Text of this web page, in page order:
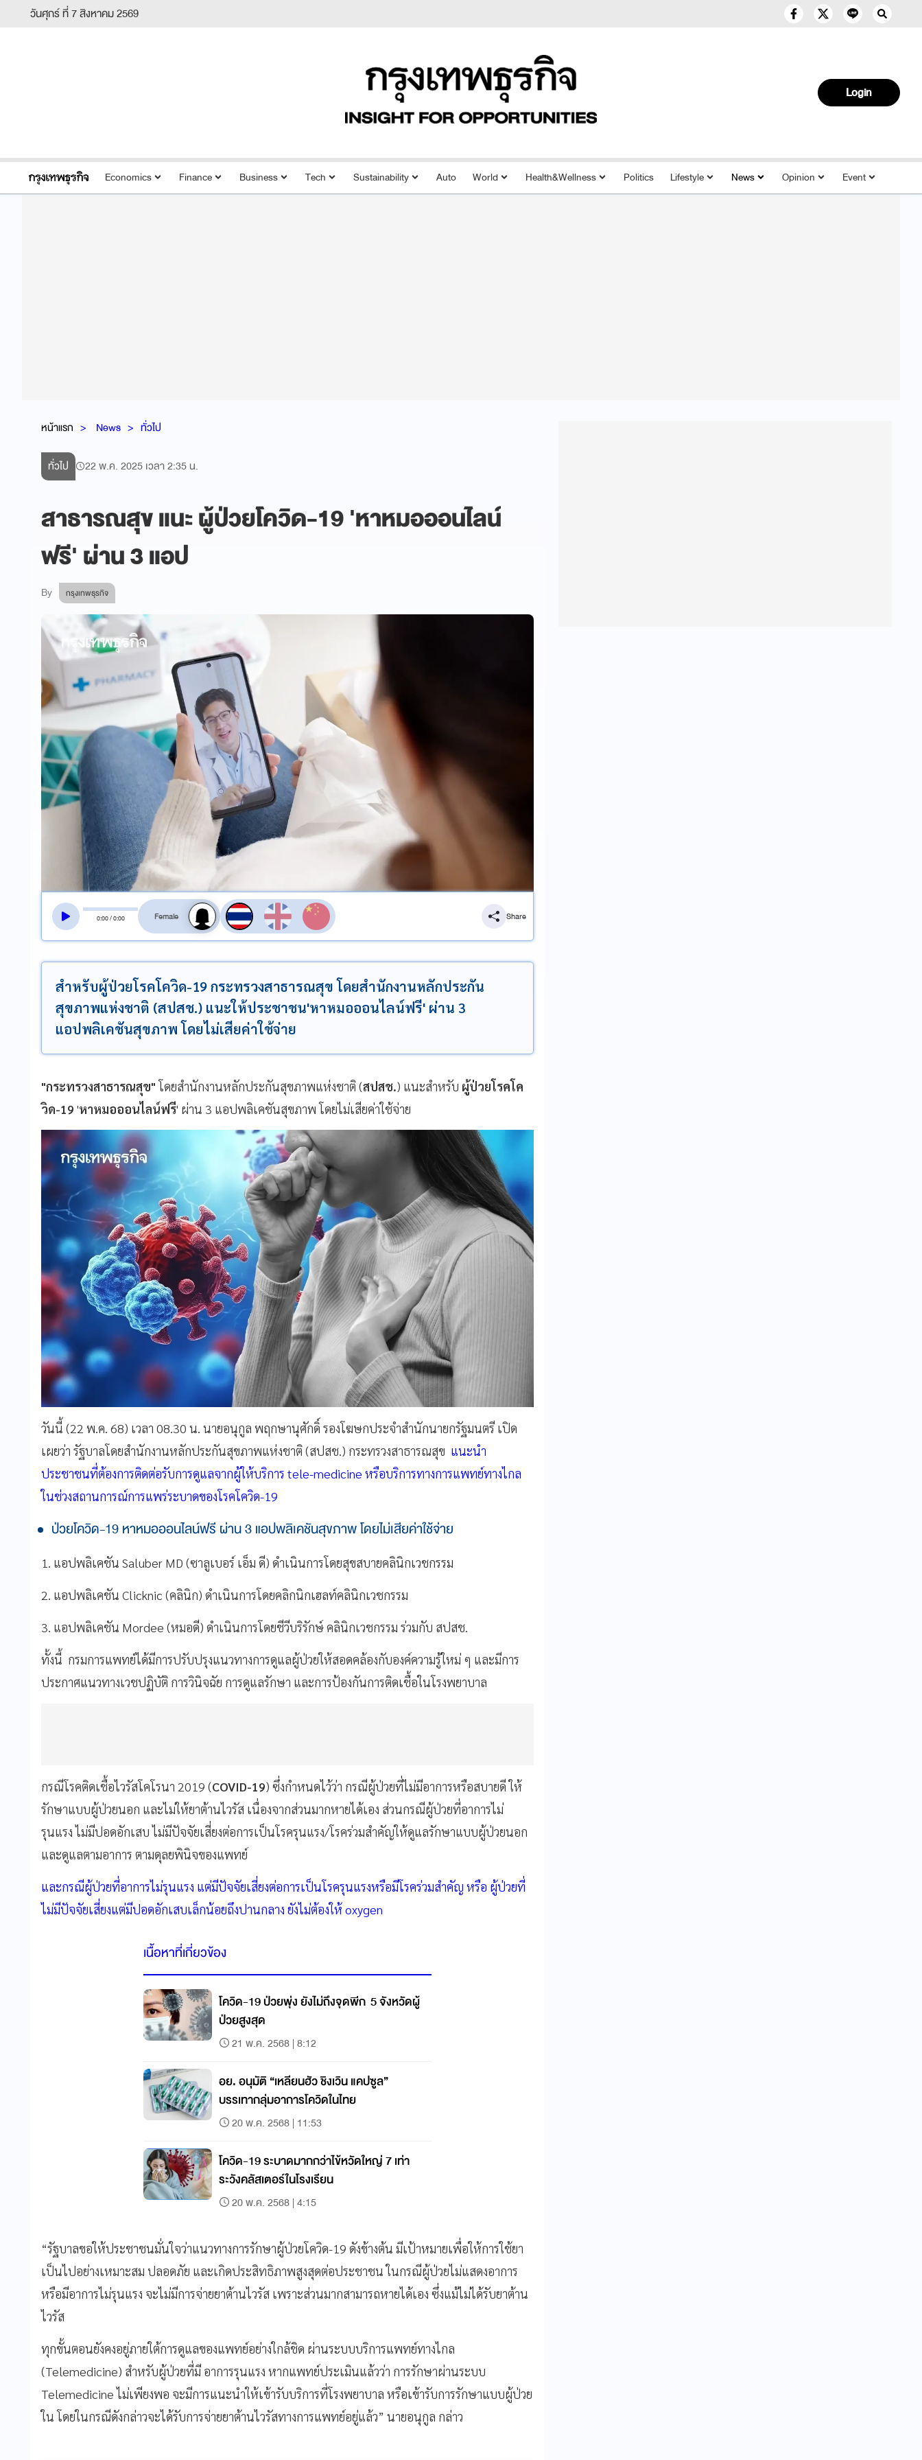
วันศุกร์ ที่ 7 สิงหาคม 2569
Login
Economics Finance Business Tech Sustainability Auto World Health&Wellness Politics Lifestyle News Opinion Event
หน้าแรก News ทั่วไป
ทั่วไป 22 พ.ค. 2025 เวลา 2:35 น.
สาธารณสุข แนะ ผู้ป่วยโควิด-19 'หาหมอออนไลน์
ฟรี' ผ่าน 3 แอป
By กรุงเทพธุรกิจ
0:00/0:00
สลับเสียงอ่าน
Share
สำหรับผู้ป่วยโรคโควิด-19 กระทรวงสาธารณสุข โดยสำนักงานหลักประกัน
สุขภาพแห่งชาติ (สปสช.) แนะให้ประชาชน'หาหมอออนไลน์ฟรี' ผ่าน 3
แอปพลิเคชันสุขภาพ โดยไม่เสียค่าใช้จ่าย
"กระทรวงสาธารณสุข"โดยสำนักงานหลักประกันสุขภาพแห่งชาติ (สปสช.) แนะสำหรับ ผู้ป่วยโรคโค
วิด-19 'หาหมอออนไลน์ฟรี' ผ่าน 3 แอปพลิเคชันสุขภาพ โดยไม่เสียค่าใช้จ่าย
วันนี้ (22 พ.ค. 68) เวลา 08.30 น. นายอนุกูล พฤกษานุศักดิ์ รองโฆษกประจำสำนักนายกรัฐมนตรี เปิด
เผยว่า รัฐบาลโดยสำนักงานหลักประกันสุขภาพแห่งชาติ (สปสช.) กระทรวงสาธารณสุข แนะนำ
ประชาชนที่ต้องการติดต่อรับการดูแลจากผู้ให้บริการ tele-medicine หรือบริการทางการแพทย์ทางไกล
ในช่วงสถานการณ์การแพร่ระบาดของโรคโควิด-19
ป่วยโควิด-19 หาหมอออนไลน์ฟรี ผ่าน 3 แอปพลิเคชันสุขภาพ โดยไม่เสียค่าใช้จ่าย
1. แอปพลิเคชัน Saluber MD (ซาลูเบอร์ เอ็ม ดี) ดำเนินการโดยสุขสบายคลินิกเวชกรรม
2. แอปพลิเคชัน Clicknic (คลินิก) ดำเนินการโดยคลิกนิกเฮลท์คลินิกเวชกรรม
3. แอปพลิเคชัน Mordee (หมอดี) ดำเนินการโดยชีวีบริรักษ์ คลินิกเวชกรรม ร่วมกับ สปสช.
ทั้งนี้ กรมการแพทย์ได้มีการปรับปรุงแนวทางการดูแลผู้ป่วยให้สอดคล้องกับองค์ความรู้ใหม่ ๆ และมีการ
ประกาศแนวทางเวชปฏิบัติ การวินิจฉัย การดูแลรักษา และการป้องกันการติดเชื้อในโรงพยาบาล
กรณีโรคติดเชื้อไวรัสโคโรนา 2019 (COVID-19) ซึ่งกำหนดไว้ว่า กรณีผู้ป่วยที่ไม่มีอาการหรือสบายดี ให้
รักษาแบบผู้ป่วยนอก และไม่ให้ยาต้านไวรัส เนื่องจากส่วนมากหายได้เอง ส่วนกรณีผู้ป่วยที่อาการไม่
รุนแรง ไม่มีปอดอักเสบ ไม่มีปัจจัยเสี่ยงต่อการเป็นโรครุนแรง/โรคร่วมสำคัญให้ดูแลรักษาแบบผู้ป่วยนอก
และดูแลตามอาการ ตามดุลยพินิจของแพทย์
และกรณีผู้ป่วยที่อาการไม่รุนแรง แต่มีปัจจัยเสี่ยงต่อการเป็นโรครุนแรงหรือมีโรคร่วมสำคัญ หรือ ผู้ป่วยที่
ไม่มีปัจจัยเสี่ยงแต่มีปอดอักเสบเล็กน้อยถึงปานกลาง ยังไม่ต้องให้ oxygen
เนื้อหาที่เกี่ยวข้อง
โควิด-19 ป่วยพุ่ง ยังไม่ถึงจุดพีก 5 จังหวัดผู้
ป่วยสูงสุด
21 พ.ค. 2568 | 8:12
อย. อนุมัติ “เหลียนฮัว ชิงเวิน แคปซูล”
บรรเทากลุ่มอาการโควิดในไทย
20 พ.ค. 2568 | 11:53
โควิด-19 ระบาดมากกว่าไข้หวัดใหญ่ 7 เท่า
ระวังคลัสเตอร์ในโรงเรียน
20 พ.ค. 2568 | 4:15
“รัฐบาลขอให้ประชาชนมั่นใจว่าแนวทางการรักษาผู้ป่วยโควิด-19 ดังข้างต้น มีเป้าหมายเพื่อให้การใช้ยา
เป็นไปอย่างเหมาะสม ปลอดภัย และเกิดประสิทธิภาพสูงสุดต่อประชาชน ในกรณีผู้ป่วยไม่แสดงอาการ
หรือมีอาการไม่รุนแรง จะไม่มีการจ่ายยาต้านไวรัส เพราะส่วนมากสามารถหายได้เอง ซึ่งแม้ไม่ได้รับยาต้าน
ไวรัส
ทุกขั้นตอนยังคงอยู่ภายใต้การดูแลของแพทย์อย่างใกล้ชิด ผ่านระบบบริการแพทย์ทางไกล
(Telemedicine) สำหรับผู้ป่วยที่มี อาการรุนแรง หากแพทย์ประเมินแล้วว่า การรักษาผ่านระบบ
Telemedicine ไม่เพียงพอ จะมีการแนะนำให้เข้ารับบริการที่โรงพยาบาล หรือเข้ารับการรักษาแบบผู้ป่วย
ใน โดยในกรณีดังกล่าวจะได้รับการจ่ายยาต้านไวรัสทางการแพทย์อยู่แล้ว” นายอนุกูล กล่าว